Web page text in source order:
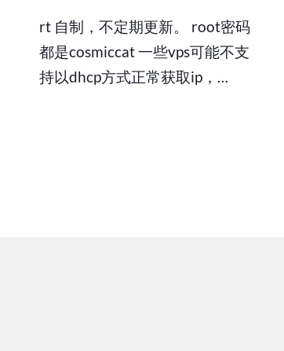
包
rt 自制，不定期更新。 root密码
都是cosmiccat 一些vps可能不支
持以dhcp方式正常获取ip，…